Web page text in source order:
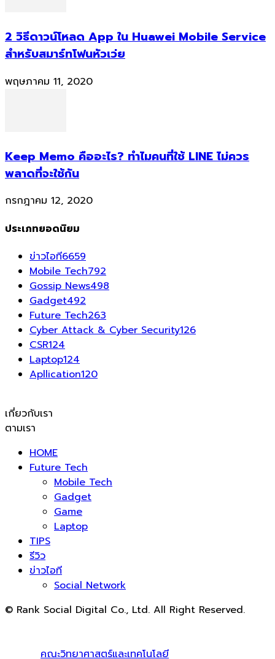
2 วิธีดาวน์โหลด App ใน Huawei Mobile Service
สำหรับสมาร์ทโฟนหัวเว่ย
พฤษภาคม 11, 2020
Keep Memo คืออะไร? ทำไมคนที่ใช้ LINE ไม่ควร
พลาดที่จะใช้กัน
กรกฎาคม 12, 2020
ประเภทยอดนิยม
ข่าวไอที6659
Mobile Tech792
Gossip News498
Gadget492
Future Tech263
Cyber Attack & Cyber Security126
CSR124
Laptop124
Apllication120
เกี่ยวกับเรา
ตามเรา
HOME
Future Tech
Mobile Tech
Gadget
Game
Laptop
TIPS
รีวิว
ข่าวไอที
Social Network
© Rank Social Digital Co., Ltd. All Right Reserved.
คณะวิทยาศาสตร์และเทคโนโลยี